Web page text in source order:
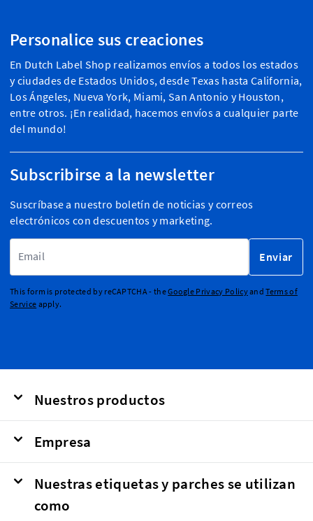
Personalice sus creaciones
En Dutch Label Shop realizamos envíos a todos los estados
y ciudades de Estados Unidos, desde Texas hasta California,
Los Ángeles, Nueva York, Miami, San Antonio y Houston,
entre otros. ¡En realidad, hacemos envíos a cualquier parte
del mundo!
Subscribirse a la newsletter
Suscríbase a nuestro boletín de noticias y correos
electrónicos con descuentos y marketing.
Enviar
This form is protected by reCAPTCHA - theGoogle Privacy PolicyandTerms of
Service apply.
Nuestros productos
Empresa
Nuestras etiquetas y parches se utilizan
como